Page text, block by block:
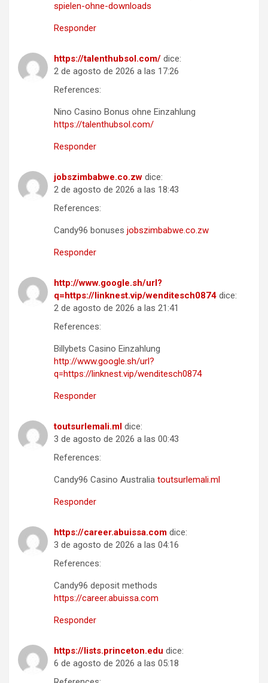
spielen-ohne-downloads
Responder
https://talenthubsol.com/ dice:
2 de agosto de 2026 a las 17:26
References:
Nino Casino Bonus ohne Einzahlung
https://talenthubsol.com/
Responder
jobszimbabwe.co.zw dice:
2 de agosto de 2026 a las 18:43
References:
Candy96 bonuses jobszimbabwe.co.zw
Responder
http://www.google.sh/url?
q=https://linknest.vip/wenditesch0874 dice:
2 de agosto de 2026 a las 21:41
References:
Billybets Casino Einzahlung
http://www.google.sh/url?
q=https://linknest.vip/wenditesch0874
Responder
toutsurlemali.ml dice:
3 de agosto de 2026 a las 00:43
References:
Candy96 Casino Australia toutsurlemali.ml
Responder
https://career.abuissa.com dice:
3 de agosto de 2026 a las 04:16
References:
Candy96 deposit methods
https://career.abuissa.com
Responder
https://lists.princeton.edu dice:
6 de agosto de 2026 a las 05:18